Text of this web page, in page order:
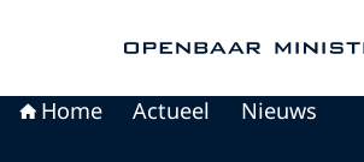
Home Actueel Nieuws